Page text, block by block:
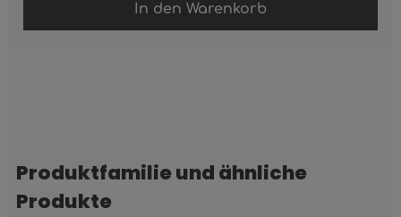
In den Warenkorb
Produktgalerie überspringen
Produktfamilie und ähnliche
Produkte